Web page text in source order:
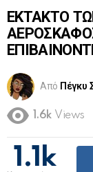
ΕΚΤΑΚΤΟ
Από Πέγκυ
1.6k Views
1.1k